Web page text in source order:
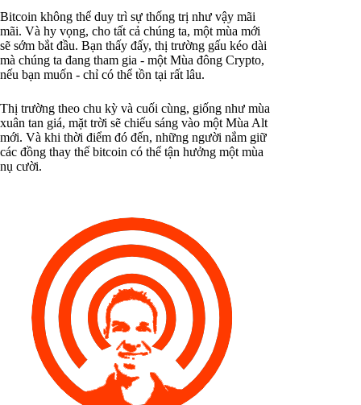
Bitcoin không thể duy trì sự thống trị như vậy mãi
mãi. Và hy vọng, cho tất cả chúng ta, một mùa mới
sẽ sớm bắt đầu. Bạn thấy đấy, thị trường gấu kéo dài
mà chúng ta đang tham gia - một Mùa đông Crypto,
nếu bạn muốn - chỉ có thể tồn tại rất lâu.
Thị trường theo chu kỳ và cuối cùng, giống như mùa
xuân tan giá, mặt trời sẽ chiếu sáng vào một Mùa Alt
mới. Và khi thời điểm đó đến, những người nắm giữ
các đồng thay thế bitcoin có thể tận hưởng một mùa
nụ cười.